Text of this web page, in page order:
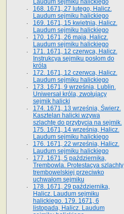
Laudum sejmiku halickiego
168. 1671, 27 lutego, Halicz.
Laudum sejmiku halickiego
169. 1671, 15 kwietnia, Halicz.
Laudum sejmiku halickiego
170. 1671, 26 maja, Halicz.
Laudum sejmiku halickiego
171. 1671, 12 czerwca, Halicz.
Instrukcya sejmiku posłom do
króla
172. 1671, 12 czerwca, Halicz.
Laudum sejmiku halickiego
173. 1671, 9 września, Lublin.
Uniwersał króla, zwołujący
sejmik halicki
174. 1671, 13 września, Świerz.
Kasztelan halicki wzywa
szlachtę do przybycia na sejmik.
175. 1671, 14 września, Halicz.
Laudum sejmiku halickiego
176. 1671, 22 września, Halicz.
Laudum sejmiku halickiego
177. 1671, 5 października,
Trembowla. Protestacya szlachty
trembowelskiej przeciwko
uchwałom sejmiku
178. 1671, 29 października,
Halicz. Laudum sejmiku
halickiego. 179. 1671, 6
listopada, Halicz. Laudum